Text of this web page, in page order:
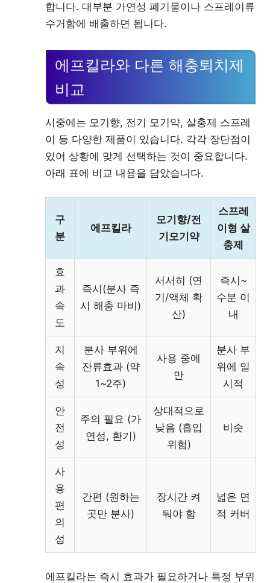
합니다. 대부분 가연성 폐기물이나 스프레이류
수거함에 배출하면 됩니다.
에프킬라와 다른 해충퇴치제
비교
시중에는 모기향, 전기 모기약, 살충제 스프레
이 등 다양한 제품이 있습니다. 각각 장단점이
있어 상황에 맞게 선택하는 것이 중요합니다.
아래 표에 비교 내용을 담았습니다.
구
분
에프킬라
모기향/전
기모기약
스프레
이형 살
충제
효
과
속
도
즉시(분사 즉
시 해충 마비)
서서히 (연
기/액체 확
산)
즉시~
수분 이
내
지
속
성
분사 부위에
잔류효과 (약
1~2주)
사용 중에
만
분사 부
위에 일
시적
안
전
성
주의 필요 (가
연성, 환기)
상대적으로
낮음 (흡입
위험)
비슷
사
용
편
의
성
간편 (원하는
곳만 분사)
장시간 켜
둬야 함
넓은 면
적 커버
에프킬라는 즉시 효과가 필요하거나 특정 부위